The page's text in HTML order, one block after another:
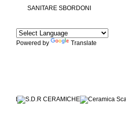
SANITARE SBORDONI
Powered by Translate